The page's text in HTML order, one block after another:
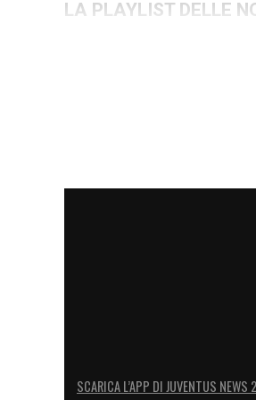
LA PLAYLIST DELLE
SCARICA L’APP DI JUVENTUS NEWS